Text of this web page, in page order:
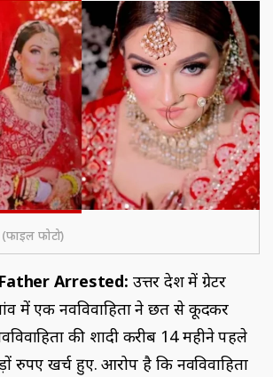
फोटो)
Arrested:उत्तर प्रदेश में ग्रेटर
में एक नवविवाहिता ने छत से कूदकर
की शादी करीब 14 महीने पहले
रुपए खर्च हुए. आरोप है कि नवविवाहिता